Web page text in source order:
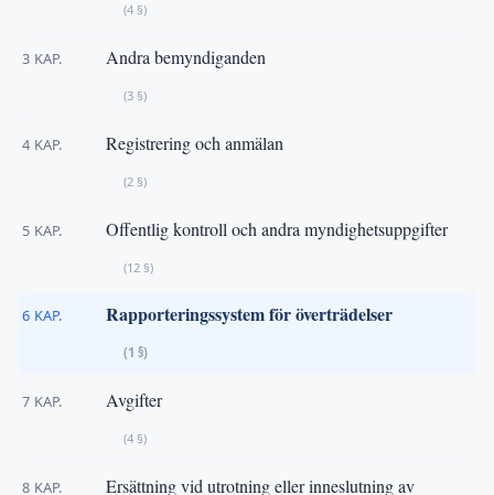
(4 §)
3 KAP. Andra bemyndiganden
(3 §)
4 KAP. Registrering och anmälan
(2 §)
5 KAP. Offentlig kontroll och andra myndighetsuppgifter
(12 §)
6 KAP. Rapporteringssystem för överträdelser
(1 §)
7 KAP. Avgifter
(4 §)
8 KAP. Ersättning vid utrotning eller inneslutning av